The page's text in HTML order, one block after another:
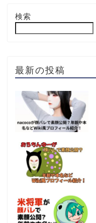
検索
最新の投稿